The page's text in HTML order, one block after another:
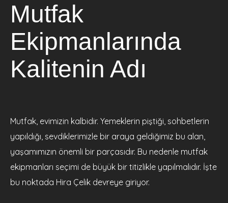
Mutfak
Ekipmanlarında
Kalitenin Adı
Mutfak, evimizin kalbidir. Yemeklerin piştiği, sohbetlerin
yapıldığı, sevdiklerimizle bir araya geldiğimiz bu alan,
yaşamımızın önemli bir parçasıdır. Bu nedenle mutfak
ekipmanları seçimi de büyük bir titizlikle yapılmalıdır. İşte
bu noktada Hira Çelik devreye giriyor.